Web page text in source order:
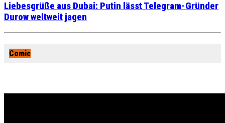
Liebesgrüße aus Dubai: Putin lässt Telegram-Gründer
Durow weltweit jagen
Comic